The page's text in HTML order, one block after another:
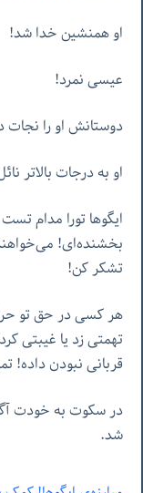
او همنشین خدا شد!
عیسی نمرد!
دوستانش او را نجات
او به درجات بالاتر
ایگوها تورا مدام
بخشنده‌ای!
تشکر کن!
هر کسی در حق تو
تهمتی زد یا غیبتی
قربانی نبودن داده!
در سکوت به خودت
شد.